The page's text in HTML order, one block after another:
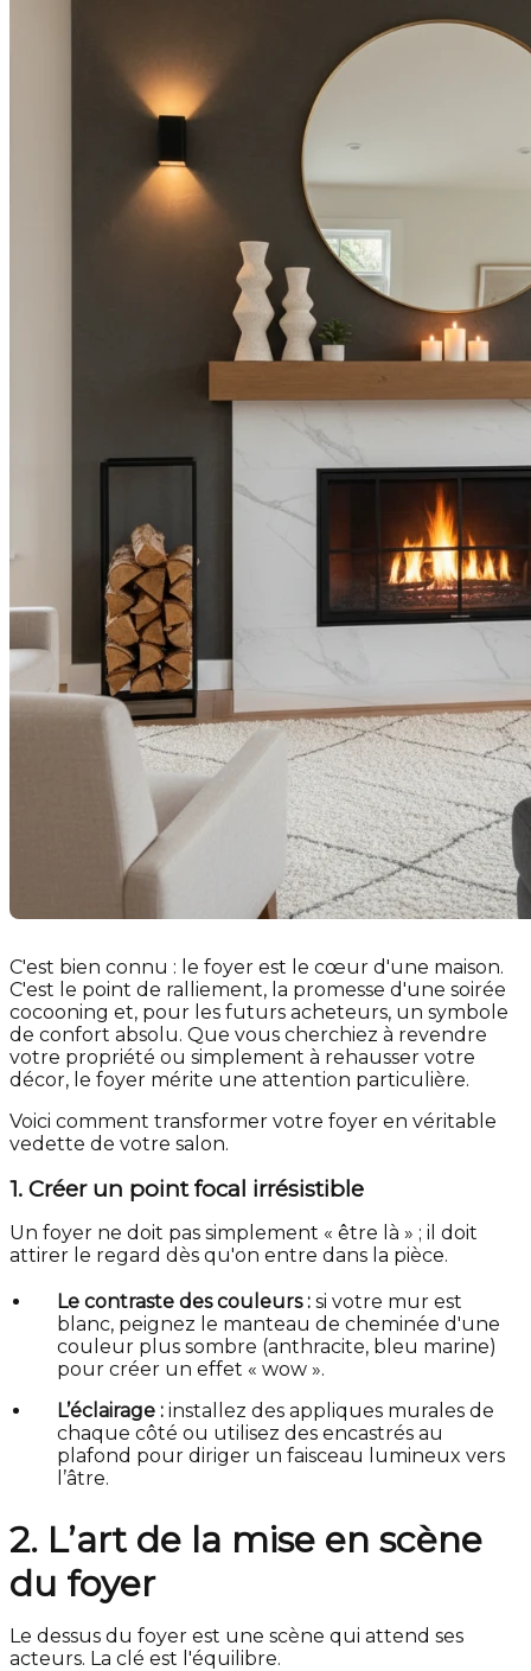
C'est bien connu : le foyer est le cœur d'une maison.
C'est le point de ralliement, la promesse d'une soirée
cocooning et, pour les futurs acheteurs, un symbole
de confort absolu. Que vous cherchiez à revendre
votre propriété ou simplement à rehausser votre
décor, le foyer mérite une attention particulière.
Voici comment transformer votre foyer en véritable
vedette de votre salon.
1. Créer un point focal irrésistible
Un foyer ne doit pas simplement « être là » ; il doit
attirer le regard dès qu'on entre dans la pièce.
Le contraste des couleurs : si votre mur est
blanc, peignez le manteau de cheminée d'une
couleur plus sombre (anthracite, bleu marine)
pour créer un effet « wow ».
L’éclairage : installez des appliques murales de
chaque côté ou utilisez des encastrés au
plafond pour diriger un faisceau lumineux vers
l’âtre.
2. L’art de la mise en scène
du foyer
Le dessus du foyer est une scène qui attend ses
acteurs. La clé est l'équilibre.